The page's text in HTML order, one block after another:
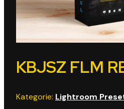
KBJSZ FLM
Kategorie: Lightroom